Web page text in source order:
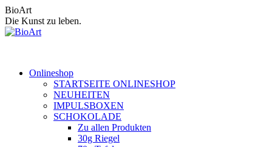
Zum
Inhalt
springen
BioArt
Die Kunst zu leben.
Onlineshop
STARTSEITE ONLINESHOP
NEUHEITEN
IMPULSBOXEN
SCHOKOLADE
Zu allen Produkten
30g Riegel